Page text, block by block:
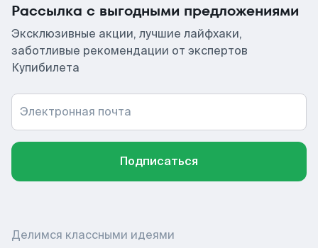
Рассылка с выгодными предложениями
Эксклюзивные акции, лучшие лайфхаки,
заботливые рекомендации от экспертов
Купибилета
Электронная почта
Подписаться
Делимся классными идеями